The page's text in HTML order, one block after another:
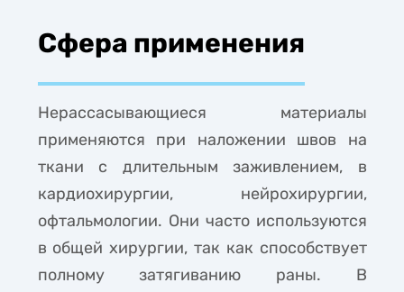
Сфера применения
Нерассасывающиеся материалы
применяются при наложении швов на
ткани с длительным заживлением, в
кардиохирургии, нейрохирургии,
офтальмологии. Они часто используются
в общей хирургии, так как способствует
полному затягиванию раны. В